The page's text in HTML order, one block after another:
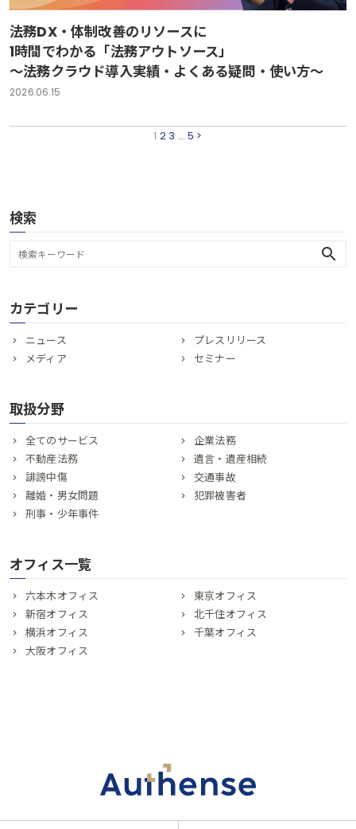
法務DX・体制改善のリソースに
1時間でわかる「法務アウトソース」
～法務クラウド導入実績・よくある疑問・使い方～
2026.06.15
1 2 3 … 5 >
検索
search
カテゴリー
ニュース
プレスリリース
メディア
セミナー
取扱分野
全てのサービス
企業法務
不動産法務
遺言・遺産相続
誹謗中傷
交通事故
離婚・男女問題
犯罪被害者
刑事・少年事件
オフィス一覧
六本木オフィス
東京オフィス
新宿オフィス
北千住オフィス
横浜オフィス
千葉オフィス
大阪オフィス